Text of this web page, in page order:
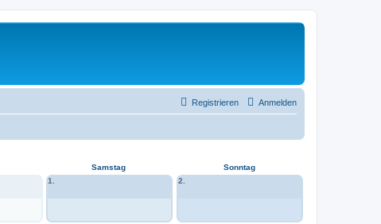
Anmelden
Registrieren
Samstag Sonntag
1. 2.